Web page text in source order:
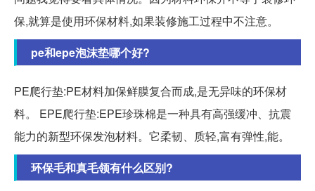
保,就算是使用环保材料,如果装修施工过程中不注意。
pe和epe泡沫垫哪个好?
PE爬行垫:PE材料加保鲜膜复合而成,是无异味的环保材
料。 EPE爬行垫:EPE珍珠棉是一种具有高强缓冲、抗震
能力的新型环保发泡材料。它柔韧、质轻,富有弹性,能。
环保毛和真毛领有什么区别?